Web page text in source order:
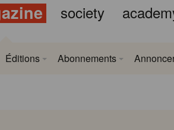
society
Éditions Abonnements